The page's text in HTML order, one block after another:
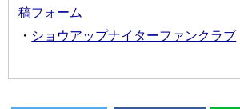
稿フォーム
・ ショウアップナイターファンクラブ